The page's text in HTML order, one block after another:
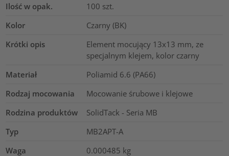
Ilość w opak.
100 szt.
Kolor
Czarny (BK)
Krótki opis
Element mocujący 13x13 mm, ze
specjalnym klejem, kolor czarny
Materiał
Poliamid 6.6 (PA66)
Rodzaj mocowania
Mocowanie śrubowe i klejowe
Rodzina produktów
SolidTack - Seria MB
Typ
MB2APT-A
Waga
0.000485 kg